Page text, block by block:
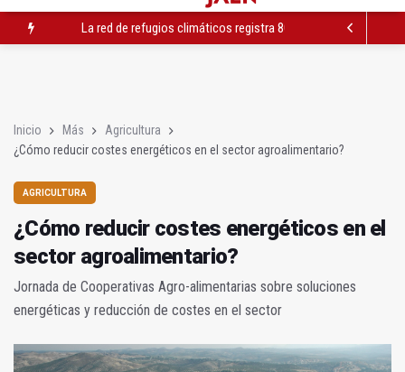
La red de refugios climáticos registra 803 plazas ocupadas
Inicio Más
Agricultura
¿Cómo reducir costes energéticos en el sector agroalimentario?
AGRICULTURA
¿Cómo reducir costes energéticos en el
sector agroalimentario?
Jornada de Cooperativas Agro-alimentarias sobre soluciones
energéticas y reducción de costes en el sector